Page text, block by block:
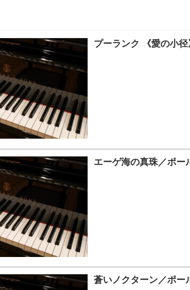
プーランク 《愛の小径
エーゲ海の真珠／ポー
蒼いノクターン／ポー